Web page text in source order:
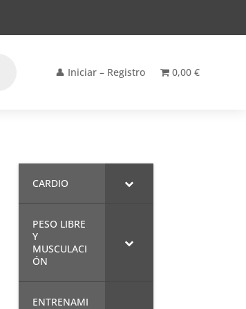
👤 Iniciar – Registro 0,00 €
CARDIO
PESO LIBRE
Y
MUSCULACI
ÓN
ENTRENAMI